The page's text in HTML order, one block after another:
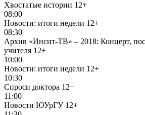
Хвостатые истории 12+
08:00
Новости: итоги недели 12+
08:30
Архив «Инсит-ТВ» – 2018: Концерт,
учителя 12+
10:00
Новости: итоги недели 12+
10:30
Спроси доктора 12+
11:00
Новости ЮУрГУ 12+